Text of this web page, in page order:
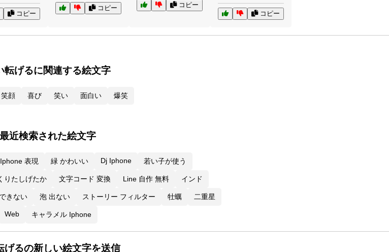
コピー
コピー コピー
コピー
転げるに関連する絵文字
笑顔 喜び 笑い 面白い 爆笑
最近検索された絵文字
表現 緑 かわいい Dj Iphone 若い子が使う
りたしげたか 文字コード 変換 Line 自作 無料 インド
きない 泡 出ない ストーリー フィルター 牡蠣 二重星
Web キャラメル Iphone
げるの新しい絵文字を送信